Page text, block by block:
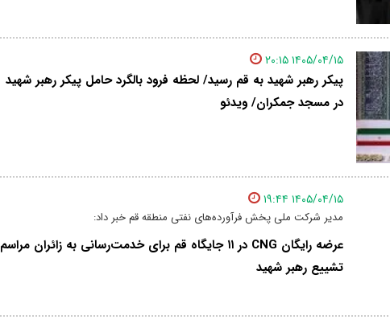
۱۴۰۵/۰۴/۱۵ ۲۰:۱۵
پیکر رهبر شهید به قم رسید/ لحظه فرود بالگرد حامل پیکر رهبر شهید
در مسجد جمکران/ ویدئو
۱۴۰۵/۰۴/۱۵ ۱۹:۴۴
مدیر شرکت ملی پخش فرآورده‌های نفتی منطقه قم خبر داد:
عرضه رایگان CNG در ۱۱ جایگاه قم برای خدمت‌رسانی به زائران مراسم
تشییع رهبر شهید